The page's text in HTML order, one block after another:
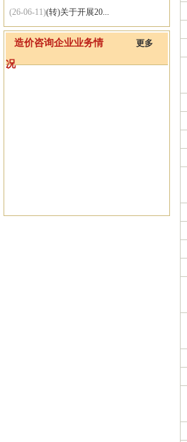
(26-06-11)(转)关于开展20...
(26-06-11)（转）漳州市住房和...
(26-06-01)(转)住房城乡建设...
(25-09-30)关于网站系统维护的通知
造价咨询企业业务情
况
更多